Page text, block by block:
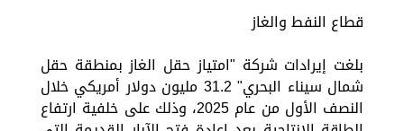
قطاع النفط والغاز
بلغت إيرادات شركة "امتياز حقل الغاز بمنطقة حقل
شمال سيناء البحري" 31.2 مليون دولار أمريكي خلال
النصف الأول من عام 2025، وذلك على خلفية ارتفاع